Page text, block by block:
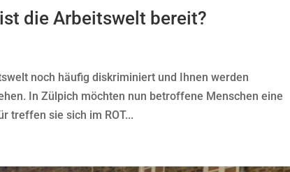
die Arbeitswelt bereit?
noch häufig diskriminiert und Ihnen werden
In Zülpich möchten nun betroffene Menschen eine
treffen sie sich im ROT...